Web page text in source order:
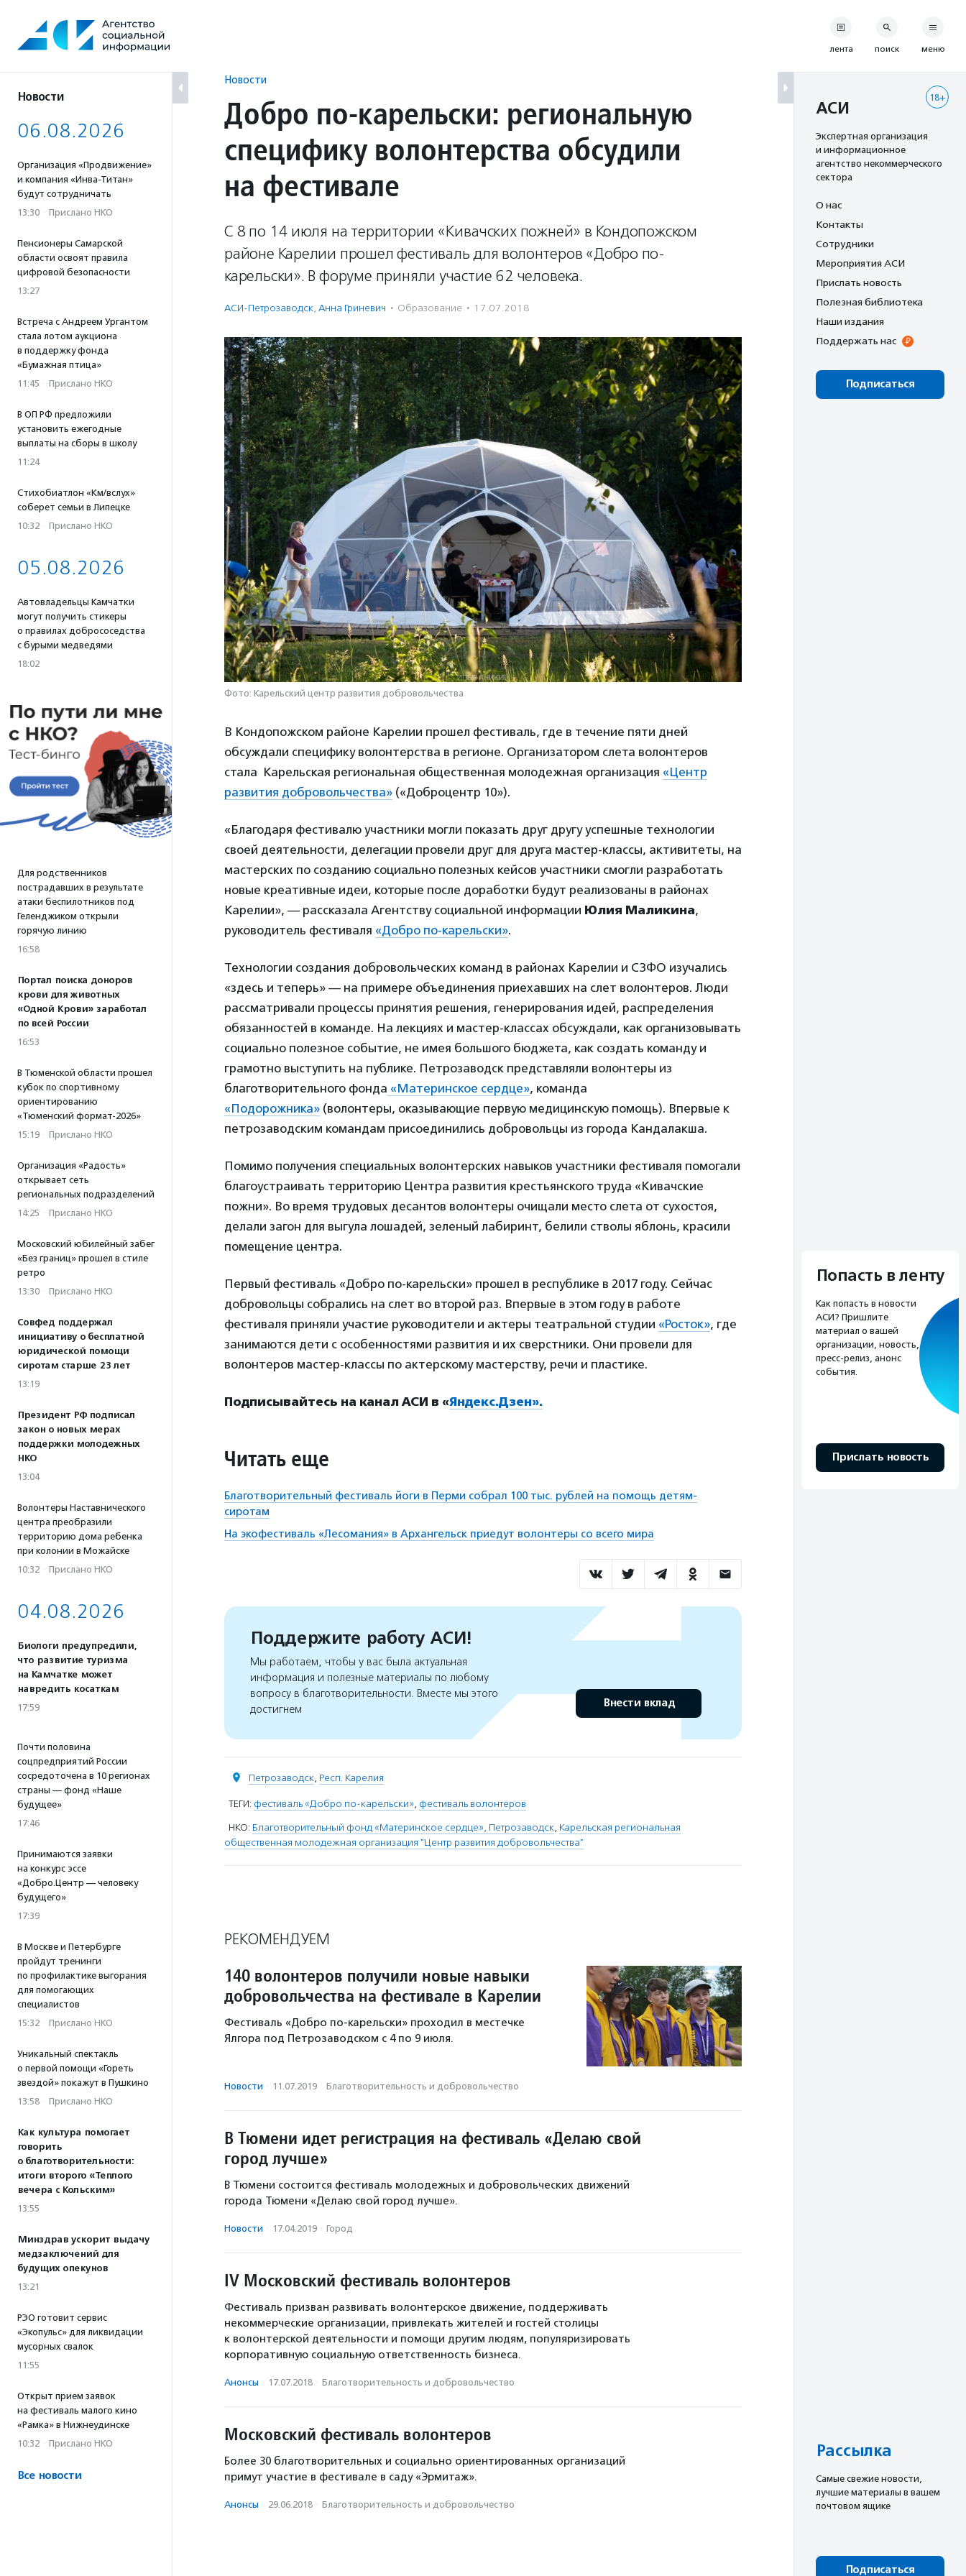
содержанию
Новости
06.08.2026
Организация «Продвижение»
и компания «Инва-Титан»
будут сотрудничать
13:30 · Прислано НКО
Пенсионеры Самарской
области освоят правила
цифровой безопасности
13:27
Встреча с Андреем Ургантом
стала лотом аукциона
в поддержку фонда
«Бумажная птица»
11:45 · Прислано НКО
В ОП РФ предложили
установить ежегодные
выплаты на сборы в школу
11:24
Стихобиатлон «Км/вслух»
соберет семьи в Липецке
10:32 · Прислано НКО
05.08.2026
Автовладельцы Камчатки
могут получить стикеры
о правилах добрососедства
с бурыми медведями
18:02
Для родственников
пострадавших в результате
атаки беспилотников под
Геленджиком открыли
горячую линию
16:58
Портал поиска доноров
крови для животных
«Одной Крови» заработал
по всей России
16:53
В Тюменской области прошел
кубок по спортивному
ориентированию
«Тюменский формат-2026»
15:19 · Прислано НКО
Организация «Радость»
открывает сеть
региональных подразделений
14:25 · Прислано НКО
Московский юбилейный забег
«Без границ» прошел в стиле
ретро
13:30 · Прислано НКО
Совфед поддержал
инициативу о бесплатной
юридической помощи
сиротам старше 23 лет
13:19
Президент РФ подписал
закон о новых мерах
поддержки молодежных
НКО
13:04
Волонтеры Наставнического
центра преобразили
территорию дома ребенка
при колонии в Можайске
10:32 · Прислано НКО
04.08.2026
Биологи предупредили,
что развитие туризма
на Камчатке может
навредить косаткам
17:59
Почти половина
соцпредприятий России
сосредоточена в 10 регионах
страны — фонд «Наше
будущее»
17:46
Принимаются заявки
на конкурс эссе
«Добро.Центр — человеку
будущего»
17:39
В Москве и Петербурге
пройдут тренинги
по профилактике выгорания
для помогающих
специалистов
15:32 · Прислано НКО
Уникальный спектакль
о первой помощи «Гореть
звездой» покажут в Пушкино
13:58 · Прислано НКО
Как культура помогает
говорить
о благотворительности:
итоги второго «Теплого
вечера с Кольским»
13:55
Минздрав ускорит выдачу
медзаключений для
будущих опекунов
13:21
РЭО готовит сервис
«Экопульс» для ликвидации
мусорных свалок
11:55
Открыт прием заявок
на фестиваль малого кино
«Рамка» в Нижнеудинске
10:32 · Прислано НКО
Все новости
Новости
Добро по-карельски: региональную
специфику волонтерства обсудили
на фестивале
С 8 по 14 июля на территории «Кивачских пожней» в Кондопожском
районе Карелии прошел фестиваль для волонтеров «Добро по-
карельски». В форуме приняли участие 62 человека.
АСИ-Петрозаводск, Анна Гриневич · Образование · 17.07.2018
Фото: Карельский центр развития добровольчества
В Кондопожском районе Карелии прошел фестиваль, где в течение пяти дней
обсуждали специфику волонтерства в регионе. Организатором слета волонтеров
стала Карельская региональная общественная молодежная организация «Центр
развития добровольчества» («Доброцентр 10»).
«Благодаря фестивалю участники могли показать друг другу успешные технологии
своей деятельности, делегации провели друг для друга мастер-классы, активитеты, на
мастерских по созданию социально полезных кейсов участники смогли разработать
новые креативные идеи, которые после доработки будут реализованы в районах
Карелии», — рассказала Агентству социальной информации Юлия Маликина,
руководитель фестиваля «Добро по-карельски».
Технологии создания добровольческих команд в районах Карелии и СЗФО изучались
«здесь и теперь» — на примере объединения приехавших на слет волонтеров. Люди
рассматривали процессы принятия решения, генерирования идей, распределения
обязанностей в команде. На лекциях и мастер-классах обсуждали, как организовывать
социально полезное событие, не имея большого бюджета, как создать команду и
грамотно выступить на публике. Петрозаводск представляли волонтеры из
благотворительного фонда «Материнское сердце», команда
«Подорожника» (волонтеры, оказывающие первую медицинскую помощь). Впервые к
петрозаводским командам присоединились добровольцы из города Кандалакша.
Помимо получения специальных волонтерских навыков участники фестиваля помогали
благоустраивать территорию Центра развития крестьянского труда «Кивачские
пожни». Во время трудовых десантов волонтеры очищали место слета от сухостоя,
делали загон для выгула лошадей, зеленый лабиринт, белили стволы яблонь, красили
помещение центра.
Первый фестиваль «Добро по-карельски» прошел в республике в 2017 году. Сейчас
добровольцы собрались на слет во второй раз. Впервые в этом году в работе
фестиваля приняли участие руководители и актеры театральной студии «Росток», где
занимаются дети с особенностями развития и их сверстники. Они провели для
волонтеров мастер-классы по актерскому мастерству, речи и пластике.
Подписывайтесь на канал АСИ в «Яндекс.Дзен».
Читать еще
Благотворительный фестиваль йоги в Перми собрал 100 тыс. рублей на помощь детям-
сиротам
На экофестиваль «Лесомания» в Архангельск приедут волонтеры со всего мира
Поддержите работу АСИ!
Мы работаем, чтобы у вас была актуальная
информация и полезные материалы по любому
вопросу в благотворительности. Вместе мы этого
достигнем
Внести вклад
Петрозаводск, Респ. Карелия
ТЕГИ: фестиваль «Добро по-карельски», фестиваль волонтеров
НКО: Благотворительный фонд «Материнское сердце», Петрозаводск, Карельская региональная
общественная молодежная организация "Центр развития добровольчества"
РЕКОМЕНДУЕМ
140 волонтеров получили новые навыки
добровольчества на фестивале в Карелии
Фестиваль «Добро по-карельски» проходил в местечке
Ялгора под Петрозаводском с 4 по 9 июля.
Новости · 11.07.2019 · Благотвори­тель­ность и доброволь­чест­во
В Тюмени идет регистрация на фестиваль «Делаю свой
город лучше»
В Тюмени состоится фестиваль молодежных и добровольческих движений
города Тюмени «Делаю свой город лучше».
Новости · 17.04.2019 · Город
IV Московский фестиваль волонтеров
Фестиваль призван развивать волонтерское движение, поддерживать
некоммерческие организации, привлекать жителей и гостей столицы
к волонтерской деятельности и помощи другим людям, популяризировать
корпоративную социальную ответственность бизнеса.
Анонсы · 17.07.2018 · Благотвори­тель­ность и доброволь­чест­во
Московский фестиваль волонтеров
Более 30 благотворительных и социально ориентированных организаций
примут участие в фестивале в саду «Эрмитаж».
Анонсы · 29.06.2018 · Благотвори­тель­ность и доброволь­чест­во
лента поиск меню
18+
АСИ
Экспертная организация
и информационное
агентство некоммерческого
сектора
О нас
Контакты
Сотрудники
Мероприятия АСИ
Прислать новость
Полезная библиотека
Наши издания
Поддержать нас
Подписаться
Попасть в ленту
Как попасть в новости
АСИ? Пришлите
материал о вашей
организации, новость,
пресс-релиз, анонс
события.
Прислать новость
Рассылка
Cамые свежие новости,
лучшие материалы в вашем
почтовом ящике
Подписаться